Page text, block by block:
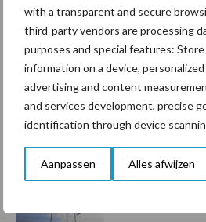
with a transparent and secure
third-party vendors are processing
purposes and special features: Store
information on a device,
advertising and content
and services development, precise
identification through device
Aanpassen Alles afwijzen
Primaire
Sidebar
Recent nieuws
Jaarverslag
Toon